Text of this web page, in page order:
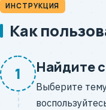
ИНСТРУКЦИЯ
Как
1 Найдите
Выберите